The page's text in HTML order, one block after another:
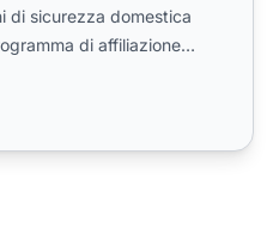
di sicurezza domestica
di affiliazione